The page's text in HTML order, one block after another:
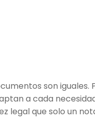
son iguales.
a cada
legal que solo un